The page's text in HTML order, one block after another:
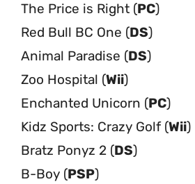
The Price is Right (PC)
Red Bull BC One (DS)
Animal Paradise (DS)
Zoo Hospital (Wii)
Enchanted Unicorn (PC)
Kidz Sports: Crazy Golf (Wii)
Bratz Ponyz 2 (DS)
B-Boy (PSP)